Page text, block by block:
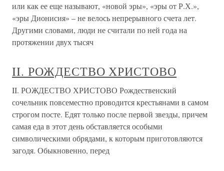
или как ее еще называют, «новой эры», «эры от Р.Х.»,
«эры Дионисия» – не велось непрерывного счета лет.
Другими словами, люди не считали по ней года на
протяжении двух тысяч
II. РОЖДЕСТВО ХРИСТОВО
II. РОЖДЕСТВО ХРИСТОВО Рождественский
сочельник повсеместно проводится крестьянами в самом
строгом посте. Едят только после первой звезды, причем
самая еда в этот день обставляется особыми
символическими обрядами, к которым приготовляются
загодя. Обыкновенно, перед